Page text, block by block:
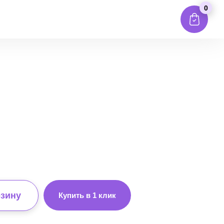
0
Купить в 1 клик